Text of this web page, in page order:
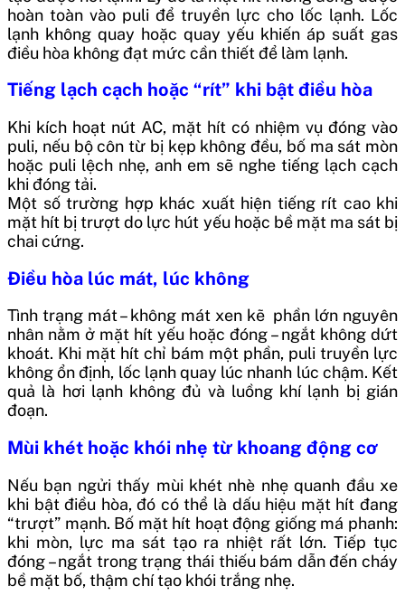
hoàn toàn vào puli để truyền lực cho lốc lạnh. Lốc
lạnh không quay hoặc quay yếu khiến áp suất gas
điều hòa không đạt mức cần thiết để làm lạnh.
Tiếng lạch cạch hoặc “rít” khi bật điều hòa
Khi kích hoạt nút AC, mặt hít có nhiệm vụ đóng vào
puli, nếu bộ côn từ bị kẹp không đều, bố ma sát mòn
hoặc puli lệch nhẹ, anh em sẽ nghe tiếng lạch cạch
khi đóng tải.
Một số trường hợp khác xuất hiện tiếng rít cao khi
mặt hít bị trượt do lực hút yếu hoặc bề mặt ma sát bị
chai cứng.
Điều hòa lúc mát, lúc không
Tình trạng mát – không mát xen kẽ phần lớn nguyên
nhân nằm ở mặt hít yếu hoặc đóng – ngắt không dứt
khoát. Khi mặt hít chỉ bám một phần, puli truyền lực
không ổn định, lốc lạnh quay lúc nhanh lúc chậm. Kết
quả là hơi lạnh không đủ và luồng khí lạnh bị gián
đoạn.
Mùi khét hoặc khói nhẹ từ khoang động cơ
Nếu bạn ngửi thấy mùi khét nhè nhẹ quanh đầu xe
khi bật điều hòa, đó có thể là dấu hiệu mặt hít đang
“trượt” mạnh. Bố mặt hít hoạt động giống má phanh:
khi mòn, lực ma sát tạo ra nhiệt rất lớn. Tiếp tục
đóng – ngắt trong trạng thái thiếu bám dẫn đến cháy
bề mặt bố, thậm chí tạo khói trắng nhẹ.